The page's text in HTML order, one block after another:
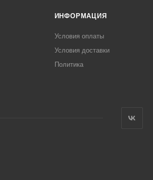
ИНФОРМАЦИЯ
Условия оплаты
Условия доставки
Политика